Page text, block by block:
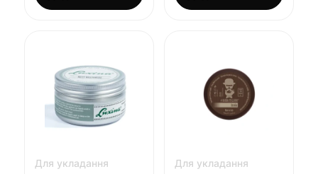
Для укладання Для укладання